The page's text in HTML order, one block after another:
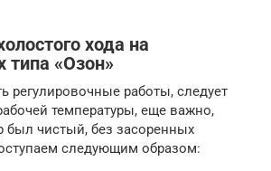
хода на
типа «Озон»
регулировочные работы, следует
температуры, еще важно,
был чистый, без засоренных
следующим образом: